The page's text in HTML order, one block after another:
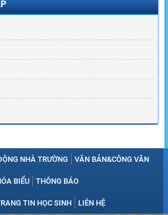
NHÀ TRƯỜNG VĂN BẢN&CÔNG VĂN
BIỂU THÔNG BÁO
TIN HỌC SINH LIÊN HỆ